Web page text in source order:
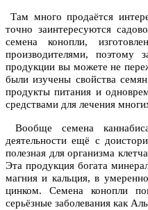
Там много продаётся
точно заинтересуются
семена конопли,
производителями, поэтому
продукции вы можете не
были изучены свойства
продукты питания и
средствами для лечения
Вообще семена
деятельности ещё с
полезная для организма
Эта продукция богата
магния и кальция, в
цинком. Семена конопли
серьёзные заболевания как